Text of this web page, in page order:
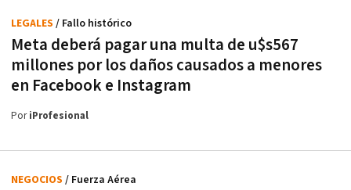
Meta deberá pagar una multa de u$s567
millones por los daños causados a menores
en Facebook e Instagram
LEGALES / Fallo histórico
PoriProfesional
NEGOCIOS / Fuerza Aérea